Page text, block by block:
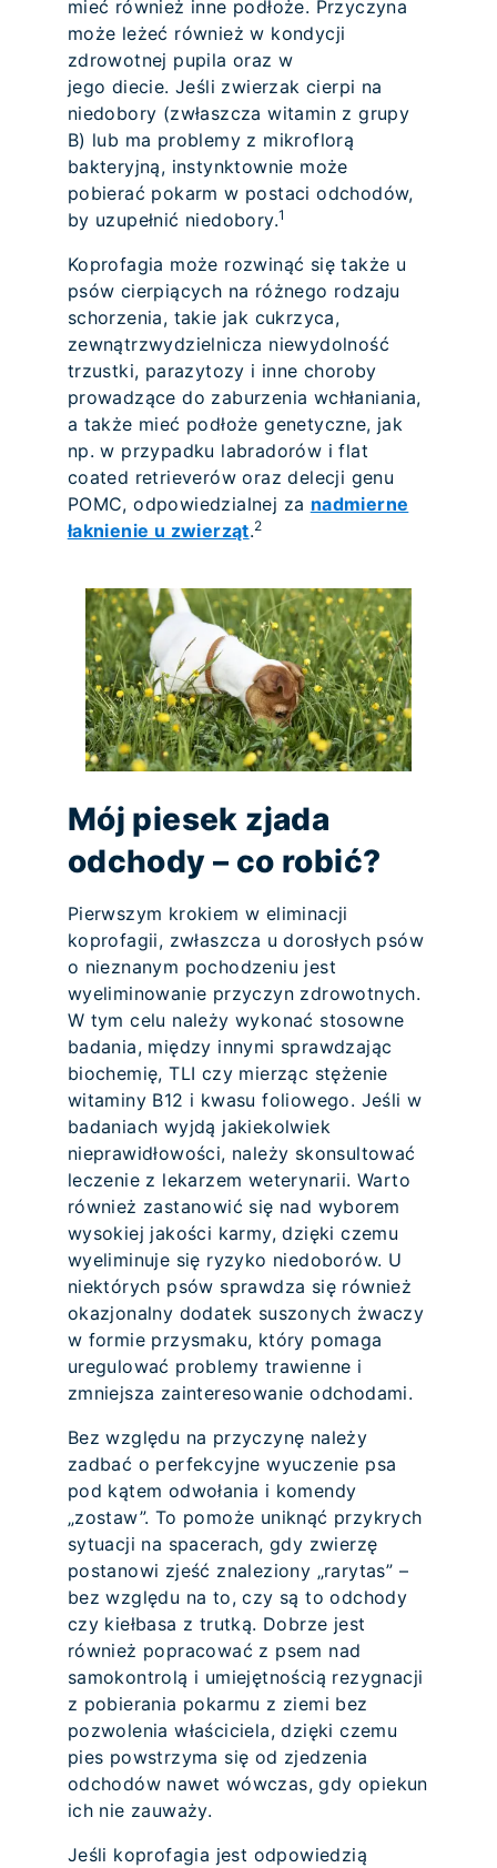
mieć również inne podłoże. Przyczyna
może leżeć również w kondycji
zdrowotnej pupila oraz w
jego diecie. Jeśli zwierzak cierpi na
niedobory (zwłaszcza witamin z grupy
B) lub ma problemy z mikroflorą
bakteryjną, instynktownie może
pobierać pokarm w postaci odchodów,
by uzupełnić niedobory.1
Koprofagia może rozwinąć się także u
psów cierpiących na różnego rodzaju
schorzenia, takie jak cukrzyca,
zewnątrzwydzielnicza niewydolność
trzustki, parazytozy i inne choroby
prowadzące do zaburzenia wchłaniania,
a także mieć podłoże genetyczne, jak
np. w przypadku labradorów i flat
coated retrieverów oraz delecji genu
POMC, odpowiedzialnej za nadmierne
łaknienie u zwierząt.2
Mój piesek zjada
odchody – co robić?
Pierwszym krokiem w eliminacji
koprofagii, zwłaszcza u dorosłych psów
o nieznanym pochodzeniu jest
wyeliminowanie przyczyn zdrowotnych.
W tym celu należy wykonać stosowne
badania, między innymi sprawdzając
biochemię, TLI czy mierząc stężenie
witaminy B12 i kwasu foliowego. Jeśli w
badaniach wyjdą jakiekolwiek
nieprawidłowości, należy skonsultować
leczenie z lekarzem weterynarii. Warto
również zastanowić się nad wyborem
wysokiej jakości karmy, dzięki czemu
wyeliminuje się ryzyko niedoborów. U
niektórych psów sprawdza się również
okazjonalny dodatek suszonych żwaczy
w formie przysmaku, który pomaga
uregulować problemy trawienne i
zmniejsza zainteresowanie odchodami.
Bez względu na przyczynę należy
zadbać o perfekcyjne wyuczenie psa
pod kątem odwołania i komendy
„zostaw”. To pomoże uniknąć przykrych
sytuacji na spacerach, gdy zwierzę
postanowi zjeść znaleziony „rarytas” –
bez względu na to, czy są to odchody
czy kiełbasa z trutką. Dobrze jest
również popracować z psem nad
samokontrolą i umiejętnością rezygnacji
z pobierania pokarmu z ziemi bez
pozwolenia właściciela, dzięki czemu
pies powstrzyma się od zjedzenia
odchodów nawet wówczas, gdy opiekun
ich nie zauważy.
Jeśli koprofagia jest odpowiedzią